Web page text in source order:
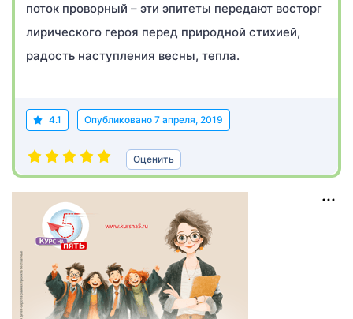
поток проворный – эти эпитеты передают восторг
лирического героя перед природной стихией,
радость наступления весны, тепла.
4.1 Опубликовано 7 апреля, 2019
Оценить